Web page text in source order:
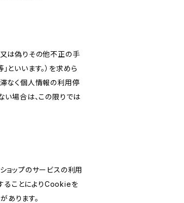
は偽りその他不正の手
いいます。）を求めら
なく個人情報の利用停
い場合は、この限りでは
ョップのサービスの利用
ることによりCookieを
あります。